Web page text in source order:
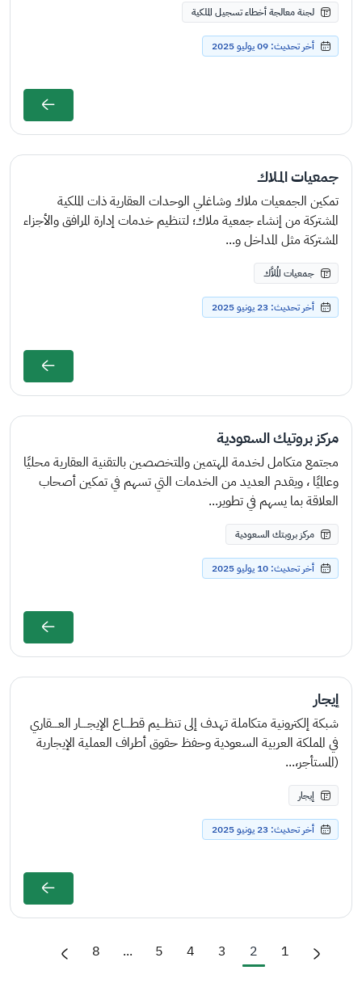
لجنة معالجة أخطاء تسجيل الملكية
أخر تحديث: 09 يوليو 2025
جمعيات المـلاك
تمكين الجمعيات ملاك وشاغلي الوحدات العقارية ذات الملكية
المشتركة من إنشاء جمعية ملاك؛ لتنظيم خدمات إدارة المرافق والأجزاء
المشتركة مثل المداخل و...
جمعيات المُلاَّك
أخر تحديث: 23 يونيو 2025
مركز بروتيك السعودية
مجتمع متكامل لخدمة المهتمين والمتخصصين بالتقنية العقارية محليًا
وعالميًا ، ويقدم العديد من الخدمات التي تسهم في تمكين أصحاب
العلاقة بما يسهم في تطوير...
مركز بروبتك السعودية
أخر تحديث: 10 يوليو 2025
إيجار
شبكة إلكترونية متكاملة تهدف إلى تنظـــيم قطــــاع الإيجــــار العــــقاري
في المملكة العربية السعودية وحفظ حقوق أطراف العملية الإيجارية
(المستأجر،...
إيجار
أخر تحديث: 23 يونيو 2025
1
2
3
4
5
...
8